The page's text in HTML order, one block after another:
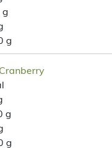
g
g
g
g